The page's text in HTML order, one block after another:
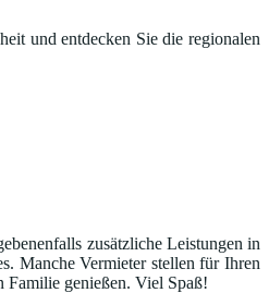
und entdecken Sie die regionalen
zusätzliche Leistungen in
Manche Vermieter stellen für Ihren
Familie genießen. Viel Spaß!